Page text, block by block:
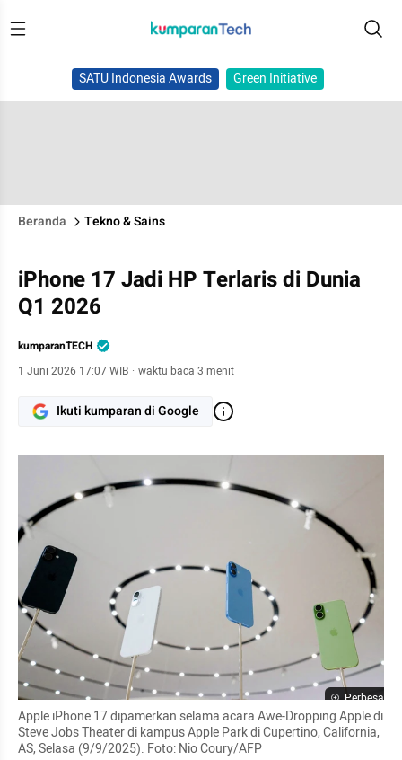
SATU Indonesia Awards Green Initiative
Beranda Tekno & Sains
iPhone 17 Jadi HP Terlaris di Dunia
Q1 2026
kumparanTECH
1 Juni 2026 17:07 WIB · waktu baca 3 menit
Ikuti kumparan di Google
Perbesar
Apple iPhone 17 dipamerkan selama acara Awe-Dropping Apple di
Steve Jobs Theater di kampus Apple Park di Cupertino, California,
AS, Selasa (9/9/2025). Foto: Nio Coury/AFP